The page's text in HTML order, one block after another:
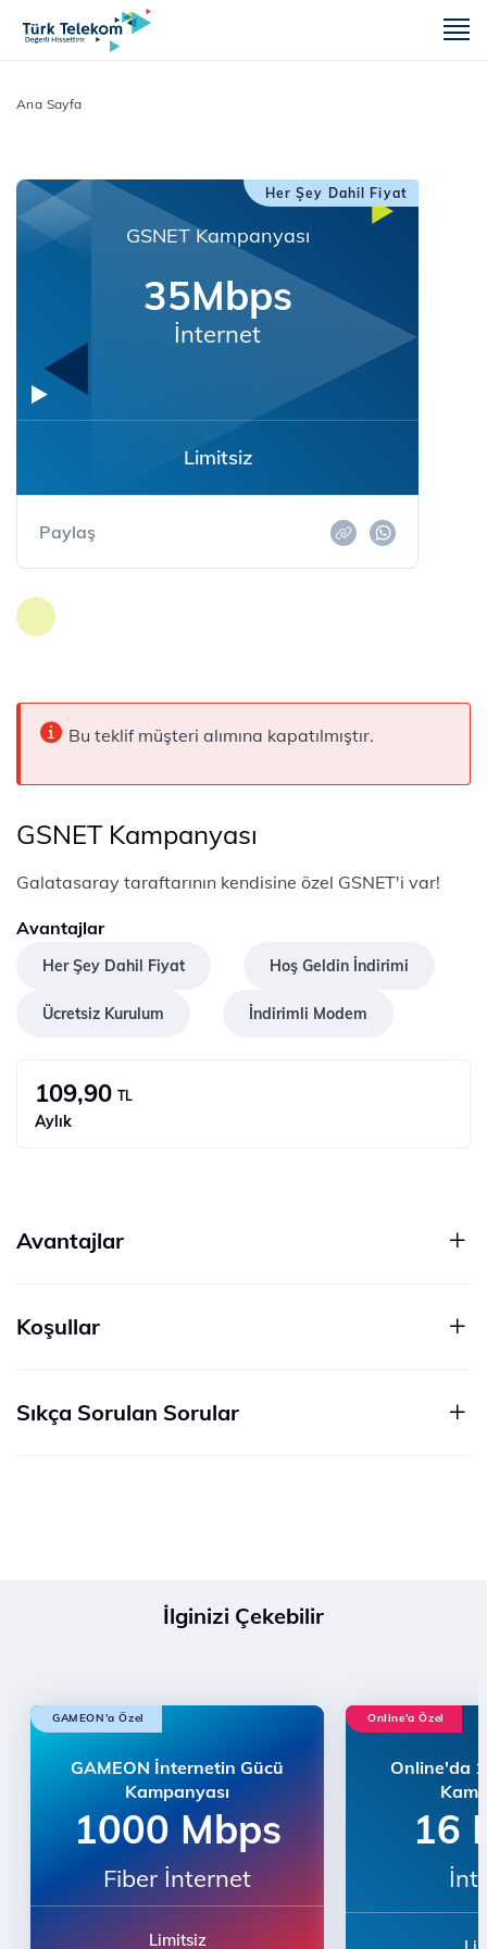
Ana Sayfa
Her Şey Dahil Fiyat
GSNET Kampanyası
35Mbps
İnternet
Limitsiz
Paylaş
Bu teklif müşteri alımına kapatılmıştır.
GSNET Kampanyası
Galatasaray taraftarının kendisine özel GSNET'i var!
Avantajlar
Her Şey Dahil Fiyat Hoş Geldin İndirimi
Ücretsiz Kurulum İndirimli Modem
109,90 TL
Aylık
Avantajlar
Koşullar
Sıkça Sorulan Sorular
İlginizi Çekebilir
GAMEON'a Özel
GAMEON İnternetin Gücü
Kampanyası
1000 Mbps
Fiber İnternet
Limitsiz
Online'a Özel
Online'da
16